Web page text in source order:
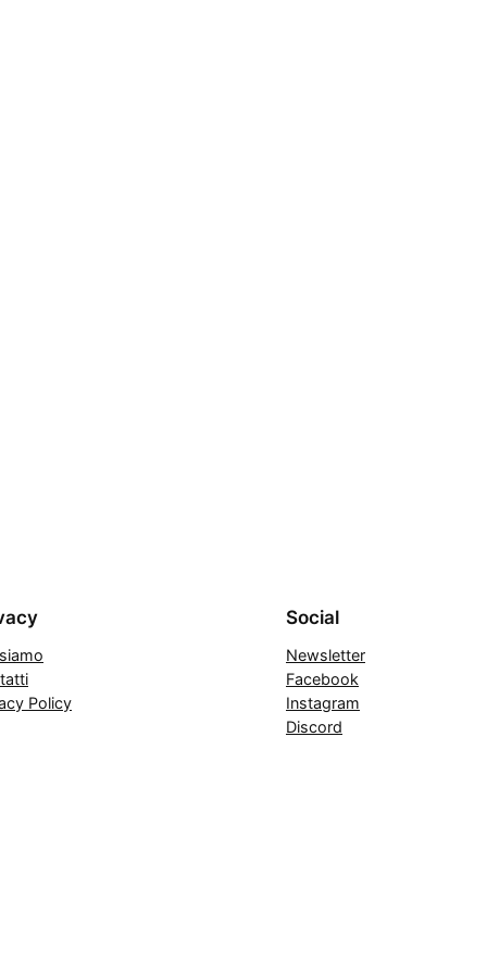
Policy
Social
Newsletter
Facebook
Instagram
Discord